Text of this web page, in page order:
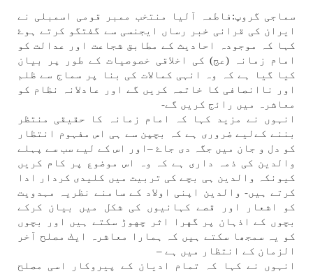
سماجی گروپ:فاطمہ آليا منتخب ممبر قومی اسمبلی نے
ايران كی قرانی خبر رساں ايجنسی سے گفتگو كرتے ہوۓ
كہا كہ موجودہ احاديث كے مطابق شجاعت اور عدالت كو
امام زمانہ (عج) كی اخلاقی خصوصيات كے طور پر بيان
كيا گيا ہے كہ وہ انہی كمالات كی بنا پر سماج سے ظلم
اور ناانصافی كا خاتمہ كریں گے اور عادلانہ نظام كو
معاشرہ میں راﺋج كریں گے-
انہوں نے مزيد كہا كہ امام زمانہ كا حقيقی منتظر
بننے كےلیے ضروری ہے كہ بچپن سے ہی اس مفہوم انتظار
كو دل و جان میں جگہ دی جاۓ –اور اس كے لیے سب سے پہلے
والدين كی ذمہ داری ہے كہ وہ اس موضوع پر كام كریں
كيونكہ والدين ہی بچے كی تربيت میں كليدی كردار ادا
كرتے ہیں- والدين اپنی اولاد كے سامنے نظریہ مہدويت
كو اشعار اور قصے كہانيوں كی شكل میں بيان كركے
بچوں كے اذہان پر گهرا اثر چهوڑ سكتے ہیں اور بچوں
كو یہ سمجھا سكتے ہیں كہ ہمارا معاشرہ ايك مصلح آخر
الزمان كے انتظار میں ہے –
انہوں نے كہا كہ تمام اديان كے پيروكار اسی مصلح